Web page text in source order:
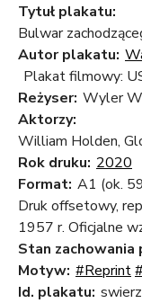
Tytuł plakatu:
Bulwar
Autor plakatu:
Plakat filmowy:
Reżyser: Wyler
Aktorzy:
William Holden,
Rok druku: 2020
Format: A1 (ok.
Druk offsetowy,
1957 r. Oficjalne
Stan zachowania
Motyw: #Reprint
Id. plakatu: